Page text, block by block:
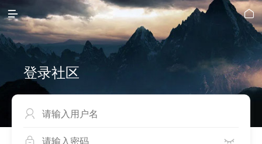
 
登录社区

 